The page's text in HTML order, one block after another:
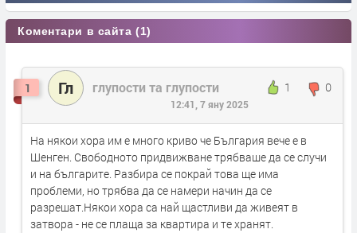
Коментари в сайта (1)
1 Гл глупости та глупости 1 0
12:41, 7 яну 2025
На някои хора им е много криво че България вече е в
Шенген. Свободното придвижване трябваше да се случи
и на българите. Разбира се покрай това ще има
проблеми, но трябва да се намери начин да се
разрешат.Някои хора са най щастливи да живеят в
затвора - не се плаща за квартира и те хранят.